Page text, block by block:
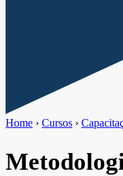
Home › Cursos ›